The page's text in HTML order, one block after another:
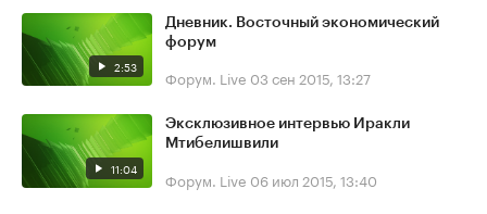
2:53
Дневник. Восточный экономический
форум
Форум. Live 03 сен 2015, 13:27
11:04
Эксклюзивное интервью Иракли
Мтибелишвили
Форум. Live 06 июл 2015, 13:40